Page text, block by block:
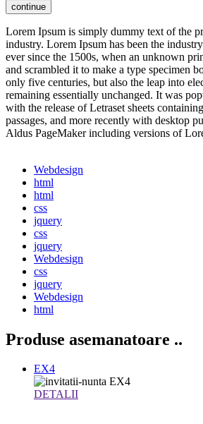
Lorem Ipsum is simply dummy text of the
industry. Lorem Ipsum has been the
ever since the 1500s, when an unknown
and scrambled it to make a type specimen
only five centuries, but also the leap into
remaining essentially unchanged. It was
with the release of Letraset sheets
passages, and more recently with desktop
Aldus PageMaker including versions of
Webdesign
html
html
css
jquery
css
jquery
Webdesign
css
jquery
Webdesign
html
Produse asemanatoare ..
EX4
DETALII